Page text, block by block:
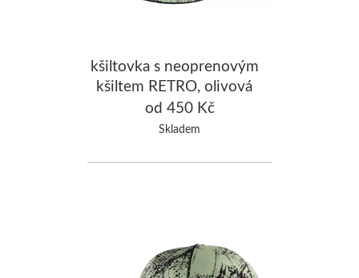
kšiltovka s neoprenovým
kšiltem RETRO, olivová
od 450 Kč
Skladem